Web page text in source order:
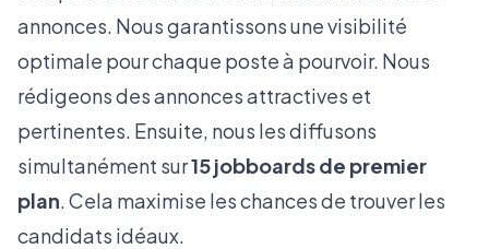
annonces. Nous garantissons une visibilité
optimale pour chaque poste à pourvoir. Nous
rédigeons des annonces attractives et
pertinentes. Ensuite, nous les diffusons
simultanément sur15 jobboards de premier
plan. Cela maximise les chances de trouver les
candidats idéaux.